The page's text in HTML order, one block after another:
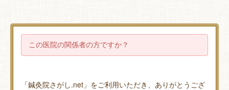
この医院の関係者の方ですか？
「鍼灸院さがし.net」をご利用いただき、ありがとうござ